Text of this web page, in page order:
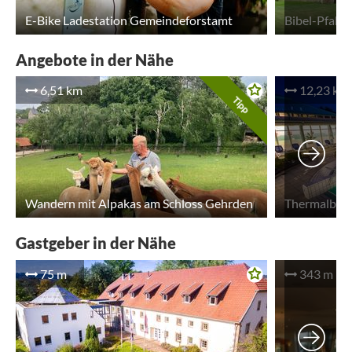
E-Bike Ladestation Gemeindeforstamt Bibel-Pfahl
Angebote in der Nähe
6,51 km
Tipp
Wandern mit Alpakas am Schloss Gehrden
12,23 km
Gastgeber in der Nähe
75 m 343 m